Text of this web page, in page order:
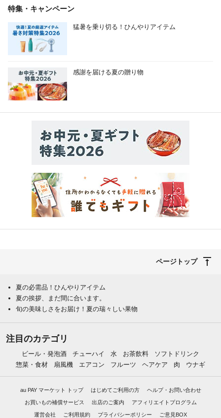
特集・キャンペーン
猛暑を乗り切る！ひんやりアイテム
感謝を届ける夏の贈り物
ページトップ
夏の必需品！ひんやりアイテム
夏の挨拶、まだ間に合います。
旬の美味しさをお届け！夏の瑞々しい果物
注目のカテゴリ
ビール・発泡酒 チューハイ 水 お茶飲料
ソフトドリンク
惣菜・食材
扇風機 エアコン フルーツ ヘアケア 肉 ウナギ
au PAY マーケット トップ はじめてご利用の方 ヘルプ・お問い合わせ
お買いもの補償サービス 出店のご案内 アフィリエイトプログラム
運営会社 ご利用規約 プライバシーポリシー ご意見BOX